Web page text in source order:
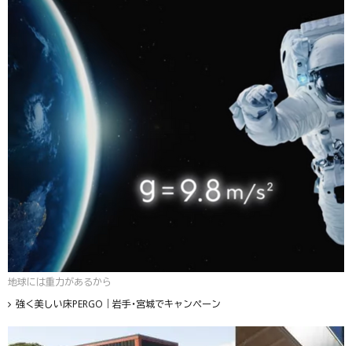
地球には重力があるから
強く美しい床PERGO｜岩手・宮城でキャンペーン